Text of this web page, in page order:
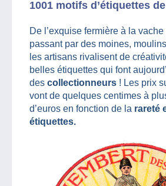
1001 motifs d’étiquettes
De l’exquise fermière à la
passant par des moines,
les artisans rivalisent de
belles étiquettes qui font
des collectionneurs ! Les prix
vont de quelques centimes à
d’euros en fonction de la rareté
étiquettes.